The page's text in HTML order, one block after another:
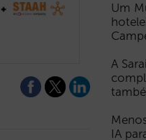
Um
A
IA